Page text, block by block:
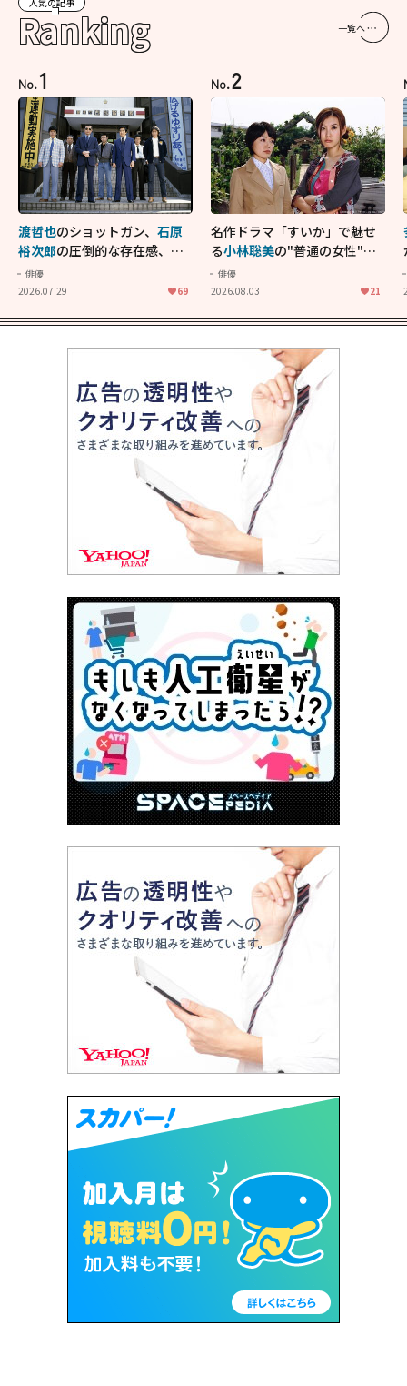
Ranking 一覧へ
No.1
渡哲也のショットガン、 石原
裕次郎の圧倒的な存在感、 舘
ひろし
ン！"大門軍団"のカッコよさ
II」
俳優
2026.07.29
69
No.2
名作ドラマ「すいか」で魅せ
る小林聡美の"普通の女性"が
大人に刺さる...映画「かもめ
食堂」にも通じる静かな芝居
俳優
2026.08.03
21